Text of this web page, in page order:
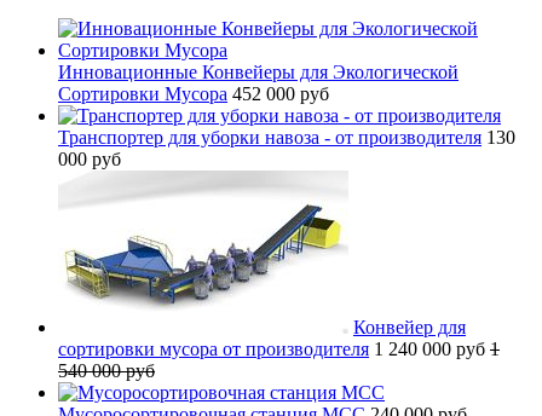
Инновационные Конвейеры для Экологической
Сортировки Мусора 452 000 руб
Транспортер для уборки навоза - от производителя 130
000 руб
Конвейер для
сортировки мусора от производителя 1 240 000 руб 1
540 000 руб